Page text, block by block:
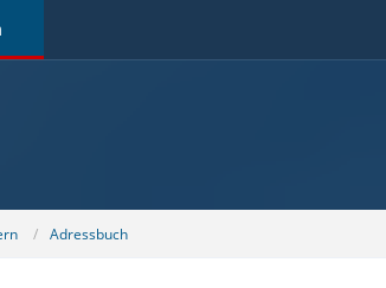
Adressbuch